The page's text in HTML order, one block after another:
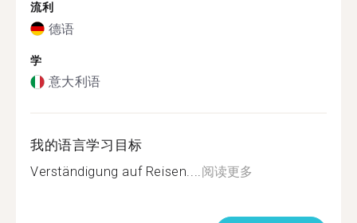
流利
德语
学
意大利语
我的语言学习目标
Verständigung auf Reisen....阅读更多